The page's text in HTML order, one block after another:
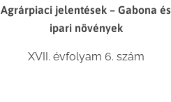
Agrárpiaci jelentések – Gabona és
ipari növények
XVII. évfolyam 6. szám